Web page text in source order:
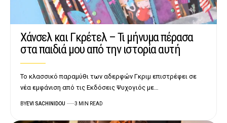
Χάνσελ και Γκρέτελ – Τι μήνυμα πέρασα
στα παιδιά μου από την ιστορία αυτή
Το κλασσικό παραμύθι των αδερφών Γκριμ επιστρέφει σε
νέα εμφάνιση από τις Εκδόσεις Ψυχογιός με…
BYEVI SACHINIDOU 3 MIN READ